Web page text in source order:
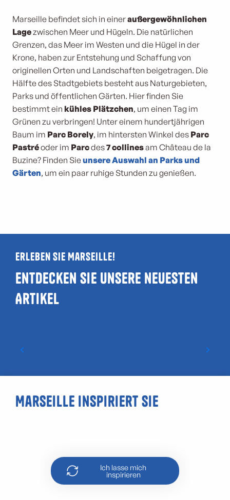
Marseille befindet sich in eineraußergewöhnlichen
Lagezwischen Meer und Hügeln. Die natürlichen
Grenzen, das Meer im Westen und die Hügel in der
Krone, haben zur Entstehung und Schaffung von
originellen Orten und Landschaften beigetragen. Die
Hälfte des Stadtgebiets besteht aus Naturgebieten,
Parks und öffentlichen Gärten. Hier finden Sie
bestimmt ein kühles Plätzchen, um einen Tag im
Grünen zu verbringen! Unter einem hundertjährigen
Baum im Parc Borely, im hintersten Winkel des Parc
Pastréoder im Parcdes7 collinesam Château de la
Buzine? Finden Sieunsere Auswahl an Parks und
Gärten, um ein paar ruhige Stunden zu genießen.
Erleben Sie Marseille!
Entdecken Sie unsere neuesten
Artikel
Marseille inspiriert Sie
Ich lasse mich
inspirieren